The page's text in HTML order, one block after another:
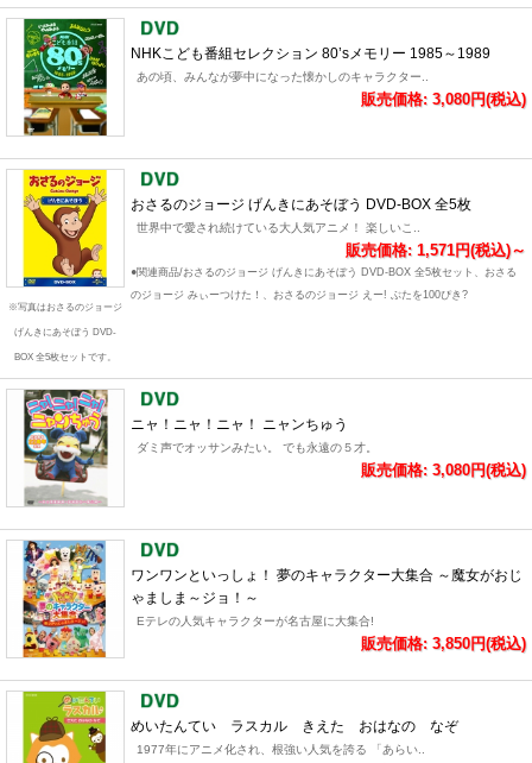
NHKこども番組セレクション 80’sメモリー 1985～1989
あの頃、みんなが夢中になった懐かしのキャラクター..
販売価格: 3,080円(税込)
※写真はおさるのジョージ
げんきにあそぼう DVD-
BOX 全5枚セットです。
おさるのジョージ げんきにあそぼう DVD-BOX 全5枚
世界中で愛され続けている大人気アニメ！ 楽しいこ..
販売価格: 1,571円(税込)～
●関連商品/おさるのジョージ げんきにあそぼう DVD-BOX 全5枚セット、おさる
のジョージ みぃーつけた！、おさるのジョージ えー! ぶたを100ぴき?
ニャ！ニャ！ニャ！ ニャンちゅう
ダミ声でオッサンみたい。 でも永遠の５才。
販売価格: 3,080円(税込)
ワンワンといっしょ！ 夢のキャラクター大集合 ～魔女がおじ
ゃましま～ジョ！～
Eテレの人気キャラクターが名古屋に大集合!
販売価格: 3,850円(税込)
めいたんてい ラスカル きえた おはなの なぞ
1977年にアニメ化され、根強い人気を誇る 「あらい..